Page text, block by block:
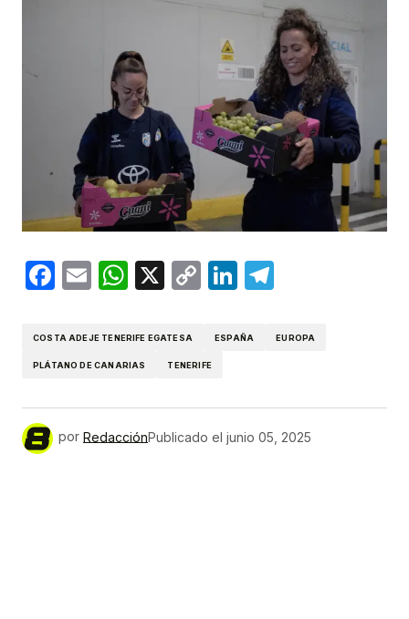
Facebook
EmailWhatsApp
X
CopyLinkedIn
COSTA ADEJE TENERIFE EGATESA ESPAÑA EUROPA
PLÁTANO DE CANARIAS TENERIFE
por RedacciónPublicado el junio 05, 2025